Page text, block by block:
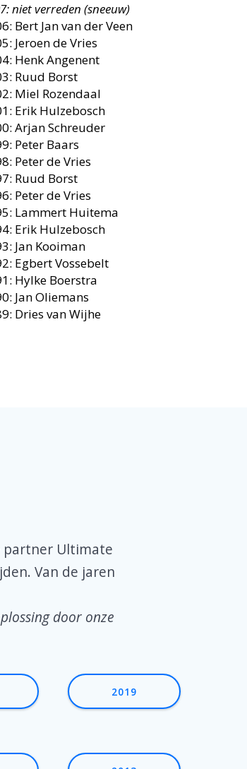
niet verreden (sneeuw)
Bert Jan van der Veen
Jeroen de Vries
Henk Angenent
Ruud Borst
Miel Rozendaal
Erik Hulzebosch
Arjan Schreuder
Peter Baars
Peter de Vries
Ruud Borst
Peter de Vries
Lammert Huitema
Erik Hulzebosch
Jan Kooiman
Egbert Vossebelt
Hylke Boerstra
Jan Oliemans
Dries van Wijhe
partner Ultimate
Van de jaren
door onze
2019